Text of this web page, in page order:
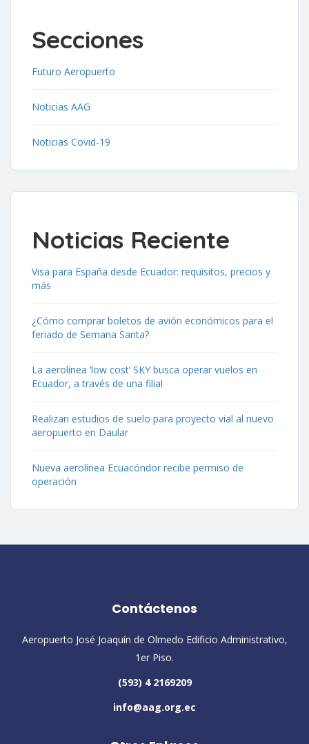
Secciones
Futuro Aeropuerto
Noticias AAG
Noticias Covid-19
Noticias Reciente
Visa para España desde Ecuador: requisitos, precios y
más
¿Cómo comprar boletos de avión económicos para el
feriado de Semana Santa?
La aerolínea ‘low cost’ SKY busca operar vuelos en
Ecuador, a través de una filial
Realizan estudios de suelo para proyecto vial al nuevo
aeropuerto en Daular
Nueva aerolínea Ecuacóndor recibe permiso de
operación
Contáctenos
Aeropuerto José Joaquín de Olmedo Edificio Administrativo,
1er Piso.
(593) 4 2169209
info@aag.org.ec